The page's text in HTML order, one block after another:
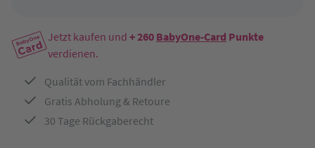
Jetzt kaufen und + 260 BabyOne-Card Punkte
verdienen.
Qualität vom Fachhändler
Gratis Abholung & Retoure
30 Tage Rückgaberecht